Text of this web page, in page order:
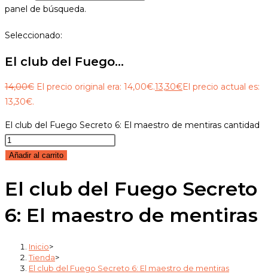
panel de búsqueda.
Seleccionado:
El club del Fuego…
14,00€ El precio original era: 14,00€.13,30€El precio actual es:
13,30€.
El club del Fuego Secreto 6: El maestro de mentiras cantidad
Añadir al carrito
El club del Fuego Secreto
6: El maestro de mentiras
Inicio>
Tienda>
El club del Fuego Secreto 6: El maestro de mentiras